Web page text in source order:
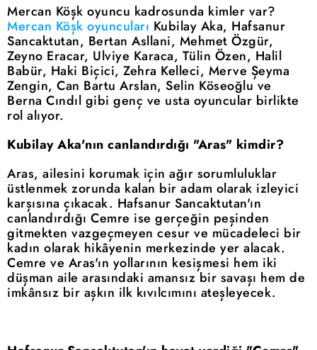
Mercan Köşk oyuncu kadrosunda kimler var?
Mercan Köşk oyuncuları Kubilay Aka, Hafsanur
Sancaktutan, Bertan Asllani, Mehmet Özgür,
Zeyno Eracar, Ulviye Karaca, Tülin Özen, Halil
Babür, Haki Biçici, Zehra Kelleci, Merve Şeyma
Zengin, Can Bartu Arslan, Selin Köseoğlu ve
Berna Cındıl gibi genç ve usta oyuncular birlikte
rol alıyor.
Kubilay Aka'nın canlandırdığı "Aras" kimdir?
Aras, ailesini korumak için ağır sorumluluklar
üstlenmek zorunda kalan bir adam olarak izleyici
karşısına çıkacak. Hafsanur Sancaktutan'ın
canlandırdığı Cemre ise gerçeğin peşinden
gitmekten vazgeçmeyen cesur ve mücadeleci bir
kadın olarak hikâyenin merkezinde yer alacak.
Cemre ve Aras'ın yollarının kesişmesi hem iki
düşman aile arasındaki amansız bir savaşı hem de
imkânsız bir aşkın ilk kıvılcımını ateşleyecek.